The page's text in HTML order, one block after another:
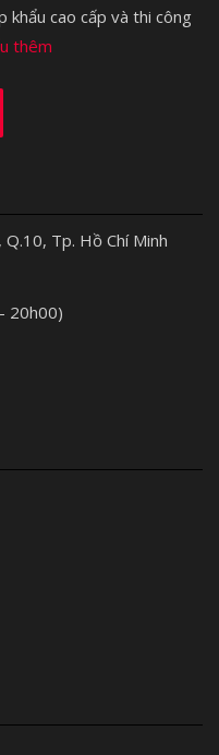
khẩu cao cấp và thi công
thêm
Tp. Hồ Chí Minh
20h00)